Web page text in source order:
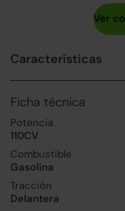
Características
Ficha técnica
Potencia
110CV
Combustible
Gasolina
Tracción
Delantera